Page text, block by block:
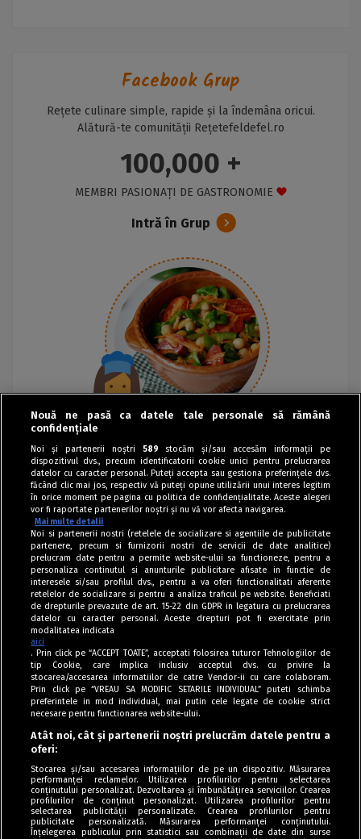
Facebook Grup
Rețete culinare simple, rapide și la îndemâna oricui.
Alătură-te comunității Rețetefeldefel.ro
100,000 +
MEMBRI PASIONAȚI DE GASTRONOMIE
Intră în Grup
Tag index
Program Antena 1
Politica de cookies
Politica de confidențialitate
Nouă ne pasă ca datele tale personale să rămână
confidențiale
Noi și partenerii noștri 589 stocăm și/sau accesăm informații pe
dispozitivul dvs., precum identificatorii cookie unici pentru prelucrarea
datelor cu caracter personal. Puteți accepta sau gestiona preferințele dvs.
făcând clic mai jos, respectiv vă puteți opune utilizării unui interes legitim
în orice moment pe pagina cu politica de confidențialitate. Aceste alegeri
vor fi raportate partenerilor noștri și nu vă vor afecta navigarea.
Mai multe detalii
Noi si partenerii nostri (retelele de socializare si agentiile de publicitate
partenere, precum si furnizorii nostri de servicii de date analitice)
prelucram date pentru a permite website-ului sa functioneze, pentru a
personaliza continutul si anunturile publicitare afisate in functie de
interesele si/sau profilul dvs., pentru a va oferi functionalitati aferente
retelelor de socializare si pentru a analiza traficul pe website. Beneficiati
de drepturile prevazute de art. 15-22 din GDPR in legatura cu prelucrarea
datelor cu caracter personal. Aceste drepturi pot fi exercitate prin
modalitatea indicata
aici
. Prin click pe “ACCEPT TOATE”, acceptati folosirea tuturor Tehnologiilor de
tip Cookie, care implica inclusiv acceptul dvs. cu privire la
stocarea/accesarea informatiilor de catre Vendor-ii cu care colaboram.
Prin click pe “VREAU SA MODIFIC SETARILE INDIVIDUAL” puteti schimba
preferintele in mod individual, mai putin cele legate de cookie strict
necesare pentru functionarea website-ului.
Atât noi, cât și partenerii noștri prelucrăm datele pentru a
oferi:
Stocarea și/sau accesarea informațiilor de pe un dispozitiv. Măsurarea
performanței reclamelor. Utilizarea profilurilor pentru selectarea
conținutului personalizat. Dezvoltarea și îmbunătățirea serviciilor. Crearea
profilurilor de conținut personalizat. Utilizarea profilurilor pentru
selectarea publicității personalizate. Crearea profilurilor pentru
publicitate personalizată. Măsurarea performanței conținutului.
Înțelegerea publicului prin statistici sau combinații de date din surse